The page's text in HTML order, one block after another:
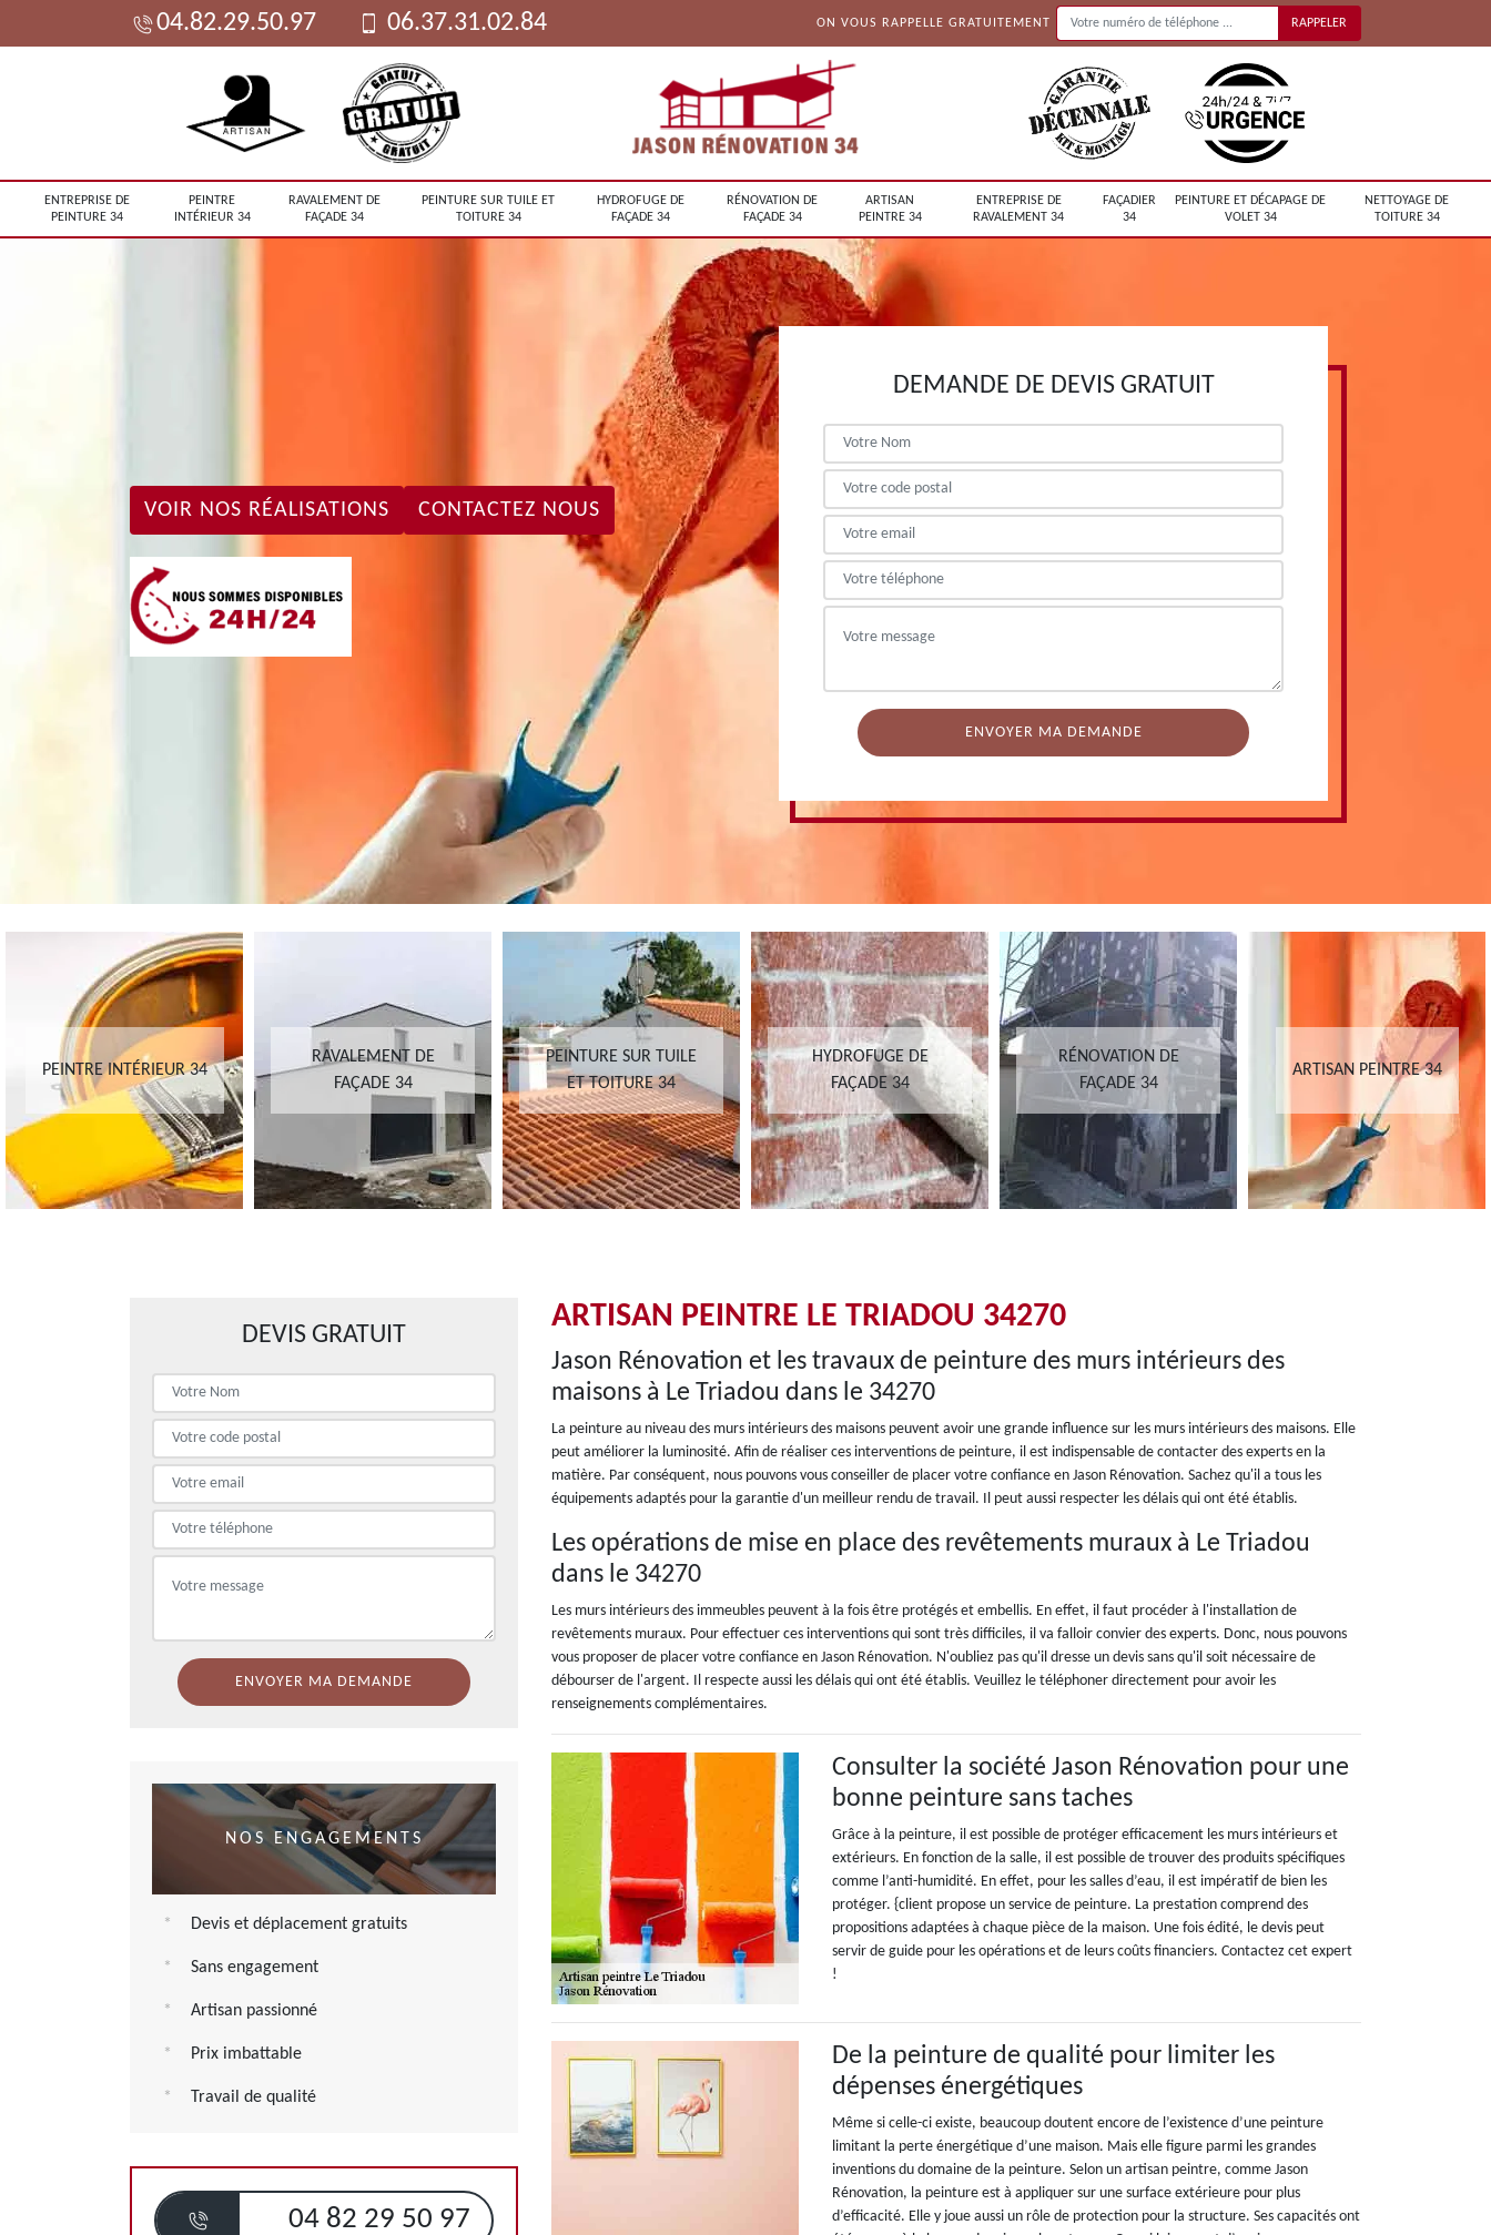
04.82.29.50.97 06.37.31.02.84 ON VOUS RAPPELLE GRATUITEMENT
ENTREPRISE DE
PEINTURE 34
PEINTRE
INTÉRIEUR 34
RAVALEMENT DE
FAÇADE 34
PEINTURE SUR TUILE ET
TOITURE 34
HYDROFUGE DE
FAÇADE 34
RÉNOVATION DE
FAÇADE 34
ARTISAN
PEINTRE 34
ENTREPRISE DE
RAVALEMENT 34
FAÇADIER
34
PEINTURE ET DÉCAPAGE DE
VOLET 34
NETTOYAGE DE
TOITURE 34
VOIR NOS RÉALISATIONS CONTACTEZ NOUS
DEMANDE DE DEVIS GRATUIT
PEINTRE INTÉRIEUR 34
RAVALEMENT DE
FAÇADE 34
PEINTURE SUR TUILE
ET TOITURE 34
HYDROFUGE DE
FAÇADE 34
RÉNOVATION DE
FAÇADE 34
ARTISAN PEINTRE 34
DEVIS GRATUIT
NOS ENGAGEMENTS
Devis et déplacement gratuits
Sans engagement
Artisan passionné
Prix imbattable
Travail de qualité
04 82 29 50 97
ARTISAN PEINTRE LE TRIADOU 34270
Jason Rénovation et les travaux de peinture des murs intérieurs des
maisons à Le Triadou dans le 34270
La peinture au niveau des murs intérieurs des maisons peuvent avoir une grande influence sur les murs intérieurs des maisons. Elle
peut améliorer la luminosité. Afin de réaliser ces interventions de peinture, il est indispensable de contacter des experts en la
matière. Par conséquent, nous pouvons vous conseiller de placer votre confiance en Jason Rénovation. Sachez qu'il a tous les
équipements adaptés pour la garantie d'un meilleur rendu de travail. Il peut aussi respecter les délais qui ont été établis.
Les opérations de mise en place des revêtements muraux à Le Triadou
dans le 34270
Les murs intérieurs des immeubles peuvent à la fois être protégés et embellis. En effet, il faut procéder à l'installation de
revêtements muraux. Pour effectuer ces interventions qui sont très difficiles, il va falloir convier des experts. Donc, nous pouvons
vous proposer de placer votre confiance en Jason Rénovation. N'oubliez pas qu'il dresse un devis sans qu'il soit nécessaire de
débourser de l'argent. Il respecte aussi les délais qui ont été établis. Veuillez le téléphoner directement pour avoir les
renseignements complémentaires.
Consulter la société Jason Rénovation pour une
bonne peinture sans taches
Grâce à la peinture, il est possible de protéger efficacement les murs intérieurs et
extérieurs. En fonction de la salle, il est possible de trouver des produits spécifiques
comme l’anti-humidité. En effet, pour les salles d’eau, il est impératif de bien les
protéger. {client propose un service de peinture. La prestation comprend des
propositions adaptées à chaque pièce de la maison. Une fois édité, le devis peut
servir de guide pour les opérations et de leurs coûts financiers. Contactez cet expert
!
De la peinture de qualité pour limiter les
dépenses énergétiques
Même si celle-ci existe, beaucoup doutent encore de l’existence d’une peinture
limitant la perte énergétique d’une maison. Mais elle figure parmi les grandes
inventions du domaine de la peinture. Selon un artisan peintre, comme Jason
Rénovation, la peinture est à appliquer sur une surface extérieure pour plus
d’efficacité. Elle y joue aussi un rôle de protection pour la structure. Ses capacités ont